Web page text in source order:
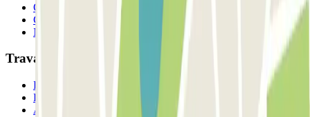
Qui sommes-nous ?
Comment ça marche?
Nos parkings
Travaillons ensemble?
Professionnels
Fournisseur de parking
Affiliés